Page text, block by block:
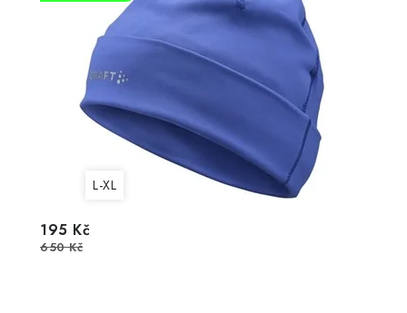
L-XL
195 Kč
650 Kč